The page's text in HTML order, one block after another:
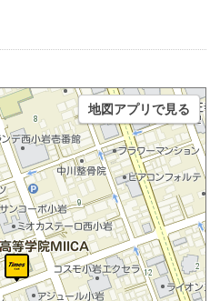
地図アプリで見る